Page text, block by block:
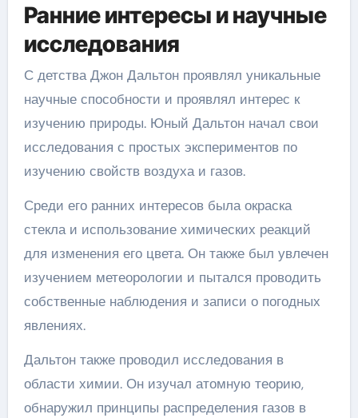
Ранние интересы и научные
исследования
С детства Джон Дальтон проявлял уникальные
научные способности и проявлял интерес к
изучению природы. Юный Дальтон начал свои
исследования с простых экспериментов по
изучению свойств воздуха и газов.
Среди его ранних интересов была окраска
стекла и использование химических реакций
для изменения его цвета. Он также был увлечен
изучением метеорологии и пытался проводить
собственные наблюдения и записи о погодных
явлениях.
Дальтон также проводил исследования в
области химии. Он изучал атомную теорию,
обнаружил принципы распределения газов в